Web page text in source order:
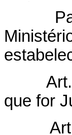
que for